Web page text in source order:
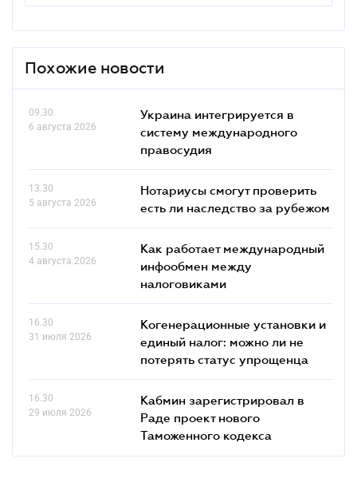
Похожие новости
09.30
6 августа 2026
Украина интегрируется в
систему международного
правосудия
13.30
5 августа 2026
Нотариусы смогут проверить
есть ли наследство за рубежом
15.30
4 августа 2026
Как работает международный
инфообмен между
налоговиками
16.30
31 июля 2026
Когенерационные установки и
единый налог: можно ли не
потерять статус упрощенца
16.30
29 июля 2026
Кабмин зарегистрировал в
Раде проект нового
Таможенного кодекса